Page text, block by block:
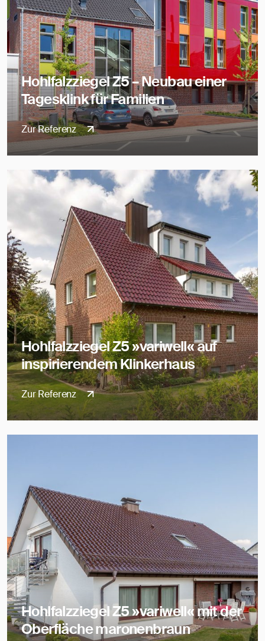
Hohlfalzziegel Z5 – Neubau einer
Tagesklink für Familien
Zur Referenz
Hohlfalzziegel Z5 »variwell« auf
inspirierendem Klinkerhaus
Zur Referenz
Hohlfalzziegel Z5 »variwell« mit der
Oberfläche maronenbraun